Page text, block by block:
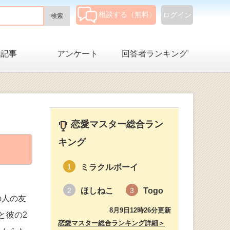
ログイン
相談する（無料）
事 アンケート 回答者ランキング
の友
彼の2
恋愛マスター総合ラン
キング
1 ミラクルボーイ
2 ほしねこ 3 Togo
8月9日12時26分更新
恋愛マスター総合ランキング詳細＞